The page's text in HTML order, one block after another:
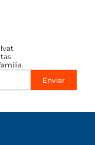
Enviar